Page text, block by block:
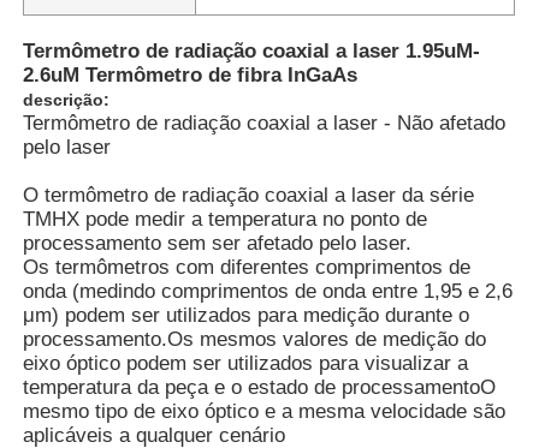
Termômetro de radiação coaxial a laser 1.95uM-
2.6uM Termômetro de fibra InGaAs
descrição:
Termômetro de radiação coaxial a laser - Não afetado
pelo laser
O termômetro de radiação coaxial a laser da série
TMHX pode medir a temperatura no ponto de
processamento sem ser afetado pelo laser.
Os termômetros com diferentes comprimentos de
onda (medindo comprimentos de onda entre 1,95 e 2,6
μm) podem ser utilizados para medição durante o
processamento.Os mesmos valores de medição do
eixo óptico podem ser utilizados para visualizar a
temperatura da peça e o estado de processamentoO
mesmo tipo de eixo óptico e a mesma velocidade são
aplicáveis a qualquer cenário